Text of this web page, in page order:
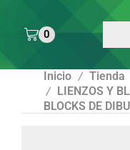
0
Inicio / Tienda
/ LIENZOS Y
BLOCKS DE